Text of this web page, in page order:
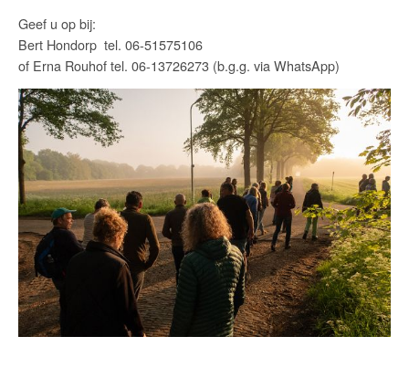
Geef u op bij:
Bert Hondorp tel. 06-51575106
of Erna Rouhof tel. 06-13726273 (b.g.g. via WhatsApp)